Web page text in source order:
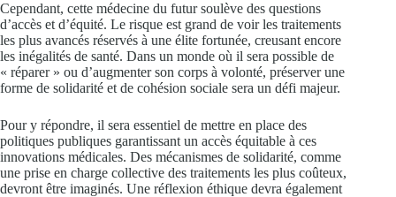
Cependant, cette médecine du futur soulève des questions
d’accès et d’équité. Le risque est grand de voir les traitements
les plus avancés réservés à une élite fortunée, creusant encore
les inégalités de santé. Dans un monde où il sera possible de
« réparer » ou d’augmenter son corps à volonté, préserver une
forme de solidarité et de cohésion sociale sera un défi majeur.
Pour y répondre, il sera essentiel de mettre en place des
politiques publiques garantissant un accès équitable à ces
innovations médicales. Des mécanismes de solidarité, comme
une prise en charge collective des traitements les plus coûteux,
devront être imaginés. Une réflexion éthique devra également